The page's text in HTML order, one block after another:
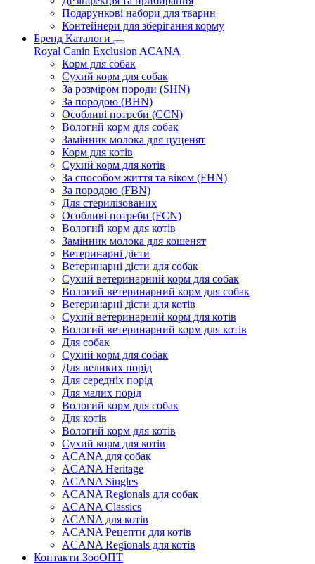
Подарункові набори для тварин
Контейнери для зберігання корму
Бренд Каталоги
Royal Canin Exclusion ACANA
Корм для собак
Сухий корм для собак
За розміром породи (SHN)
За породою (BHN)
Особливі потреби (CCN)
Вологий корм для собак
Замінник молока для цуценят
Корм для котів
Сухий корм для котів
За способом життя та віком (FHN)
За породою (FBN)
Для стерилізованих
Особливі потреби (FCN)
Вологий корм для котів
Замінник молока для кошенят
Ветеринарні дієти
Ветеринарні дієти для собак
Сухий ветеринарний корм для собак
Вологий ветеринарний корм для собак
Ветеринарні дієти для котів
Сухий ветеринарний корм для котів
Вологий ветеринарний корм для котів
Для собак
Сухий корм для собак
Для великих порід
Для середніх порід
Для малих порід
Вологий корм для собак
Для котів
Вологий корм для котів
Сухий корм для котів
ACANA для собак
ACANA Heritage
ACANA Singles
ACANA Regionals для собак
ACANA Classics
ACANA для котів
ACANA Рецепти для котів
ACANA Regionals для котів
Контакти ЗооОПТ